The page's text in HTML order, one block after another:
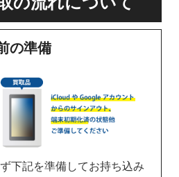
の準備
下記を準備してお持ち込み